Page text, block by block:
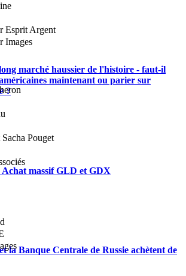
Esprit Argent
Images
Pouget
marché haussier de l'histoire - faut-il
maintenant ou parier sur
?
massif GLD et GDX
la Banque Centrale de Russie achètent de